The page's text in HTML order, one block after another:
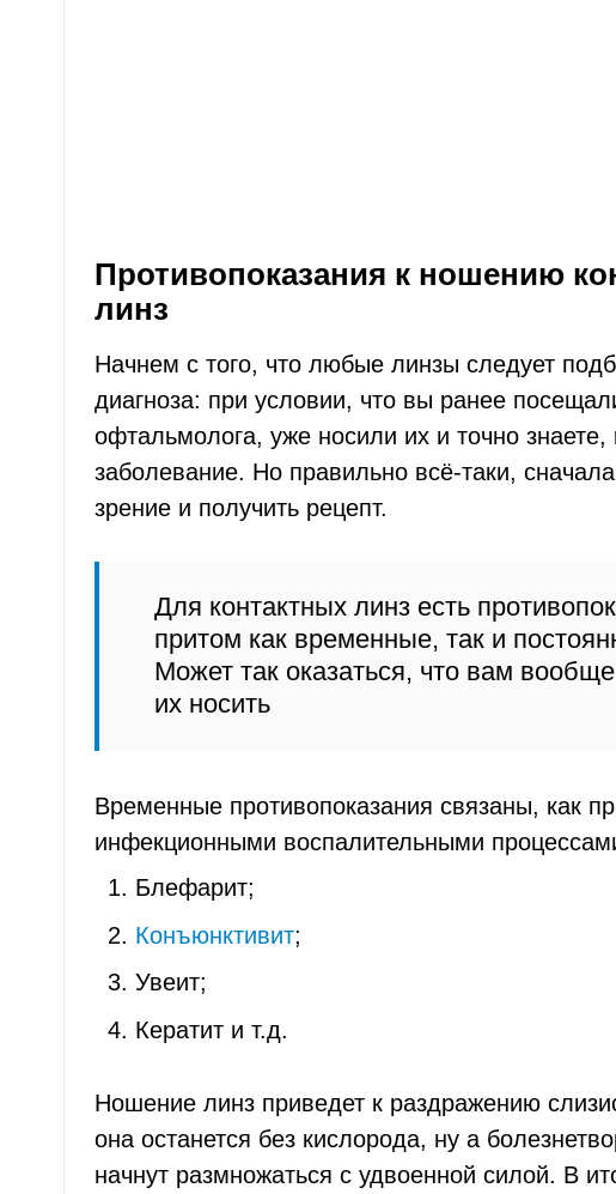
Противопоказания к ношению
линз
Начнем с того, что любые линзы следует
диагноза: при условии, что вы ранее
офтальмолога, уже носили их и точно знаете,
заболевание. Но правильно всё-таки,
зрение и получить рецепт.
Для контактных линз есть
притом как временные, так и
Может так оказаться, что вам
их носить
Временные противопоказания связаны, как
инфекционными воспалительными
Блефарит;
Конъюнктивит;
Увеит;
Кератит и т.д.
Ношение линз приведет к раздражению
она останется без кислорода, ну а
начнут размножаться с удвоенной силой. В